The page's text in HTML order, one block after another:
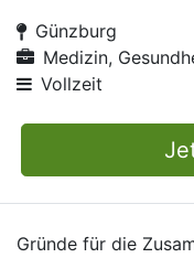
Günzburg
Medizin,
Vollzeit
Gründe für die